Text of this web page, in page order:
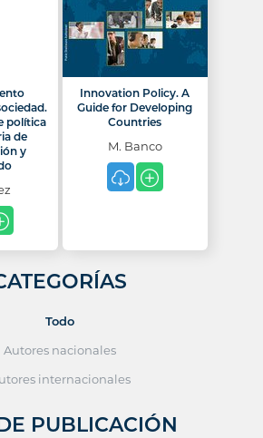
política
de
y
Innovation Policy. A
Guide for Developing
Countries
M. Banco
Todo
Autores nacionales
internacionales
PUBLICACIÓN